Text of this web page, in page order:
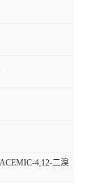
4,12-二溴